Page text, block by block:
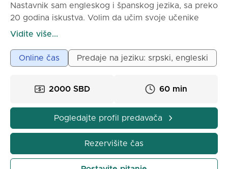
Nastavnik sam engleskog i španskog jezika, sa preko
20 godina iskustva. Volim da učim svoje učenike
kako da govore, čitaju i pišu sa samopouzdanjem. Na
igre, pesme i zanimljive zadatke – tako da učenje
bude zabavno, motivišuće i efikasno.
tvoja omiljena avantura! ✨
Vidite više...
Online čas Predaje na jeziku: srpski, engleski
2000 SBD 60 min
Pogledajte profil predavača
Rezervišite čas